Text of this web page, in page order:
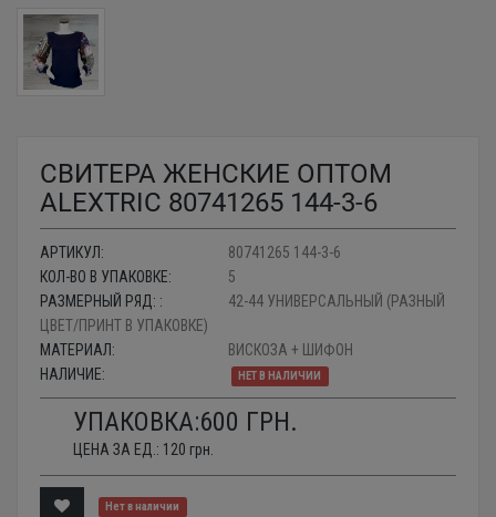
СВИТЕРА ЖЕНСКИЕ ОПТОМ
ALEXTRIC 80741265 144-3-6
АРТИКУЛ:
80741265 144-3-6
КОЛ-ВО В УПАКОВКЕ:
5
РАЗМЕРНЫЙ РЯД: :
42-44 УНИВЕРСАЛЬНЫЙ (РАЗНЫЙ
ЦВЕТ/ПРИНТ В УПАКОВКЕ)
МАТЕРИАЛ:
ВИСКОЗА + ШИФОН
НАЛИЧИЕ:
НЕТ В НАЛИЧИИ
УПАКОВКА:600 ГРН.
ЦЕНА ЗА ЕД.: 120 грн.
Нет в наличии